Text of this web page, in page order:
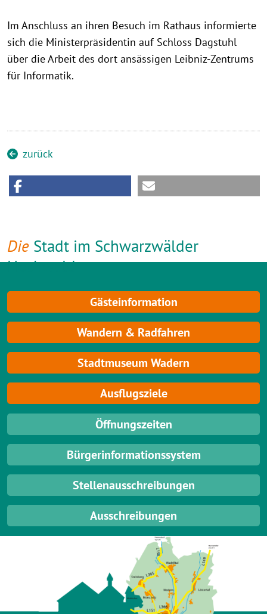
Im Anschluss an ihren Besuch im Rathaus informierte
sich die Ministerpräsidentin auf Schloss Dagstuhl
über die Arbeit des dort ansässigen Leibniz-Zentrums
für Informatik.
zurück
Die Stadt im Schwarzwälder
Hochwald
Gästeinformation
Wandern & Radfahren
Stadtmuseum Wadern
Ausflugsziele
Öffnungszeiten
Bürgerinformationssystem
Stellenausschreibungen
Ausschreibungen